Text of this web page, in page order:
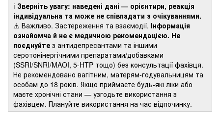
ℹ️ Зверніть увагу: наведені дані — орієнтири, реакція
індивідуальна та може не співпадати з очікуваннями.
⚠️ Важливо. Застереження та взаємодії. Інформація
ознайомча й не є медичною рекомендацією. Не
поєднуйте з антидепресантами та іншими
серотонінергічними препаратами/добавками
(SSRI/SNRI/MAOI, 5-HTP тощо) без консультації фахівця.
Не рекомендовано вагітним, матерям-годувальницям та
особам до 18 років. Якщо приймаєте будь-які ліки або
маєте хронічні стани — узгодьте використання з
фахівцем. Плануйте використання на час відпочинку.